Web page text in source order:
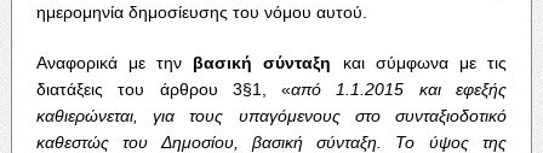
ημερομηνία δημοσίευσης του νόμου αυτού.
Αναφορικά με την βασική σύνταξη και σύμφωνα με τις
διατάξεις του άρθρου 3§1, «από 1.1.2015 και εφεξής
καθιερώνεται, για τους υπαγόμενους στο συνταξιοδοτικό
καθεστώς του Δημοσίου, βασική σύνταξη. Το ύψος της